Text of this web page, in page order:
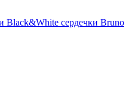
Black&White сердечки Bruno